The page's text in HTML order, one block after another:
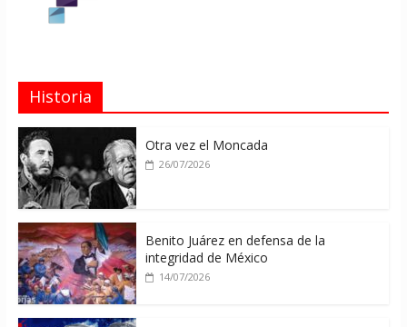
Historia
Otra vez el Moncada
26/07/2026
Benito Juárez en defensa de la
integridad de México
14/07/2026